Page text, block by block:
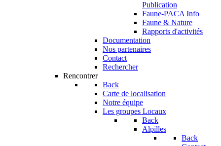
Publication
Faune-PACA Info
Faune & Nature
Rapports d'activités
Documentation
Nos partenaires
Contact
Rechercher
Rencontrer
Back
Carte de localisation
Notre équipe
Les groupes Locaux
Back
Alpilles
Back